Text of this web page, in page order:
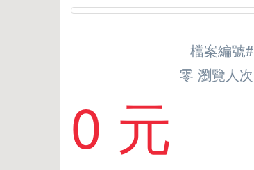
檔案編號#
零 瀏覽人次
0 元